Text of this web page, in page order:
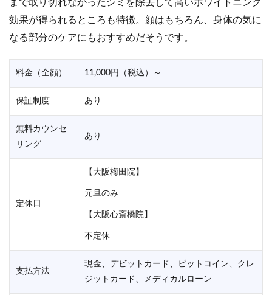
まで取り切れなかったシミを除去して高いホワイトニング
効果が得られるところも特徴。顔はもちろん、身体の気に
なる部分のケアにもおすすめだそうです。
料金（全顔） 11,000円（税込）～
保証制度 あり
無料カウンセ
リング
あり
定休日
【大阪梅田院】
元旦のみ
【大阪心斎橋院】
不定休
支払方法
現金、デビットカード、ビットコイン、クレ
ジットカード、メディカルローン